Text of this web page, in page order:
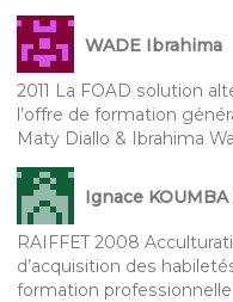
WADE Ibrahima
2011 La FOAD solution
l’offre de formation
Maty Diallo & Ibrahima
Ignace
RAIFFET 2008
d’acquisition des
formation